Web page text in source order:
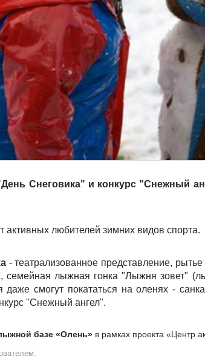
Снеговика" и конкурс "Снежный
активных любителей зимних видов спорта.
- театрализованное представление,
лыжная гонка "Лыжня зовет"
даже смогут покататься на оленях -
"Снежный ангел".
базе «Олень» в рамках проекта «Центр